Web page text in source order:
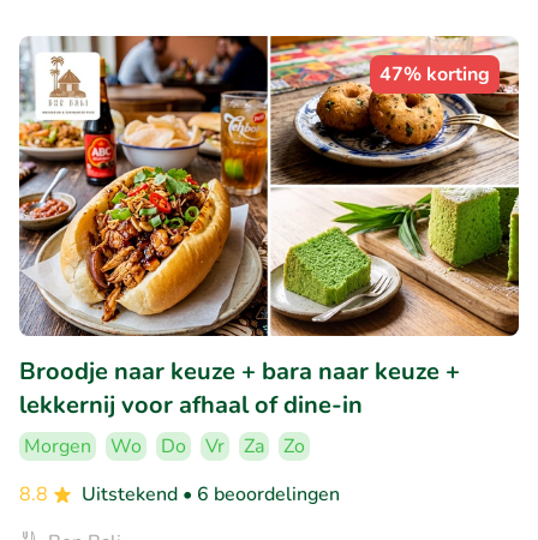
47% korting
Broodje naar keuze + bara naar keuze +
lekkernij voor afhaal of dine-in
Morgen Wo Do Vr Za
Zo
8.8
Uitstekend • 6 beoordelingen